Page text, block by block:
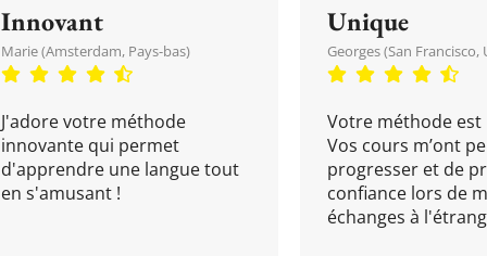
Innovant
Marie (Amsterdam, Pays-bas)
J'adore votre méthode
innovante qui permet
d'apprendre une langue tout
en s'amusant !
Unique
Georges (San Francisco,
Votre méthode est
Vos cours m’ont
progresser et de
confiance lors de
échanges à